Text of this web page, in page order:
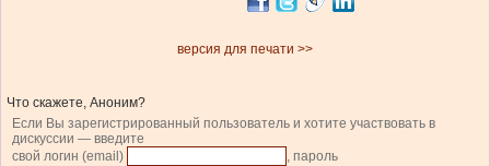
версия для печати >>
Что скажете, Аноним?
Если Вы зарегистрированный пользователь и хотите участвовать в
дискуссии — введите
свой логин (email)
, пароль